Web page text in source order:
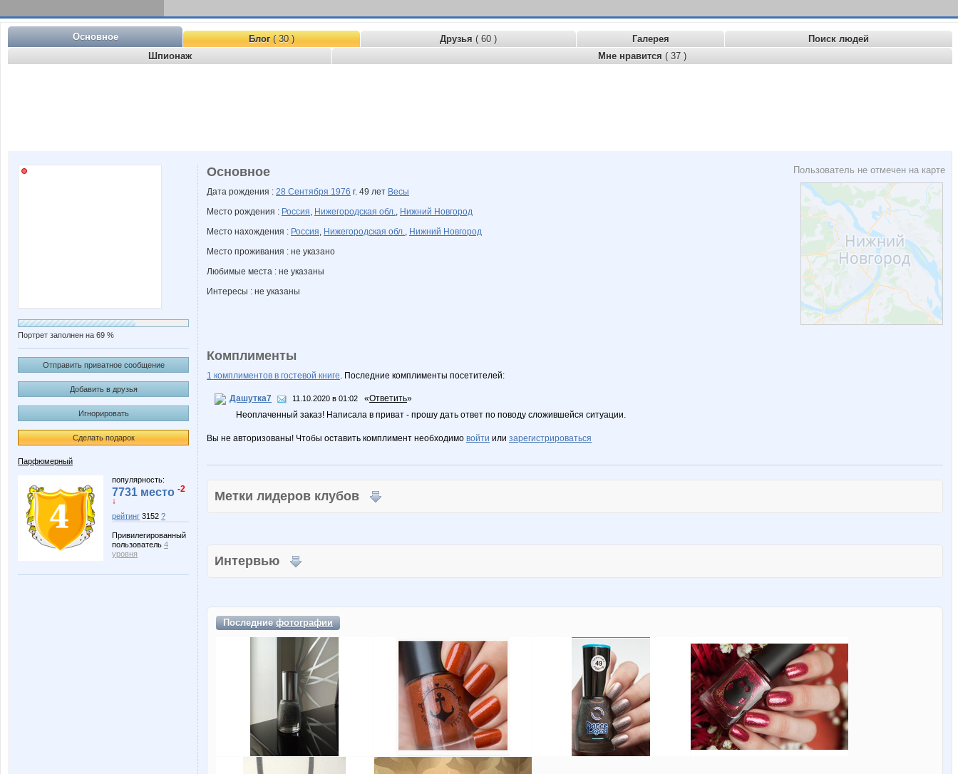
Основное Блог( 30 ) Друзья ( 60 ) Галерея
Поиск людей
Шпионаж
Мне нравится ( 37 )
Портрет заполнен на 69 %
Отправить приватное сообщение
Добавить в друзья
Игнорировать
Сделать подарок
Парфюмерный
популярность:
7731 место -2
↓
рейтинг 3152 ?
Привилегированный
пользователь 4
уровня
Пользователь не отмечен на карте
Основное
Дата рождения : 28 Сентября 1976 г. 49 лет Весы
Место рождения : Россия, Нижегородская обл., Нижний Новгород
Место нахождения : Россия, Нижегородская обл., Нижний Новгород
Место проживания : не указано
Любимые места : не указаны
Интересы : не указаны
Комплименты
1 комплиментов в гостевой книге. Последние комплименты посетителей:
Дашутка7 11.10.2020 в 01:02 «Ответить»
Неоплаченный заказ! Написала в приват - прошу дать ответ по поводу сложившейся ситуации.
Вы не авторизованы! Чтобы оставить комплимент необходимо войти или зарегистрироваться
Метки лидеров клубов
Интервью
Последниефотографии